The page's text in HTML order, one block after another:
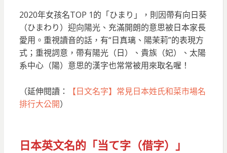
2020年女孩名TOP 1的「ひまり」，則因帶有向日葵
（ひまわり）迎向陽光、充滿開朗的意思被日本家長
愛用。重視讀音的話，有“日真璃、陽茉莉”的表現方
式；重視詞意，帶有陽光（日）、貴族（妃）、太陽
系中心（陽）意思的漢字也常常被用來取名喔！
（延伸閱讀：
【日文名字】常見日本姓氏和菜市場名
排行大公開）
日本英文名的「当て字（借字）」